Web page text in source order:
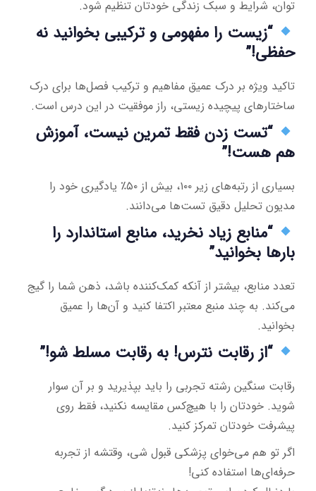
توان، شرایط و سبک زندگی خودتان تنظیم شود.
“زیست را مفهومی و ترکیبی بخوانید نه
حفظی!”
تاکید ویژه بر درک عمیق مفاهیم و ترکیب فصل‌ها برای درک
ساختارهای پیچیده زیستی، راز موفقیت در این درس است.
“تست زدن فقط تمرین نیست، آموزش
هم هست!”
بسیاری از رتبه‌های زیر ۱۰۰، بیش از ۵۰٪ یادگیری خود را
مدیون تحلیل دقیق تست‌ها می‌دانند.
“منابع زیاد نخرید، منابع استاندارد را
بارها بخوانید”
تعدد منابع، بیشتر از آنکه کمک‌کننده باشد، ذهن شما را گیج
می‌کند. به چند منبع معتبر اکتفا کنید و آن‌ها را عمیق
بخوانید.
“از رقابت نترس! به رقابت مسلط شو!”
رقابت سنگین رشته تجربی را باید بپذیرید و بر آن سوار
شوید. خودتان را با هیچ‌کس مقایسه نکنید، فقط روی
پیشرفت خودتان تمرکز کنید.
اگر تو هم می‌خوای پزشکی قبول شی، وقتشه از تجربه
حرفه‌ای‌ها استفاده کنی!